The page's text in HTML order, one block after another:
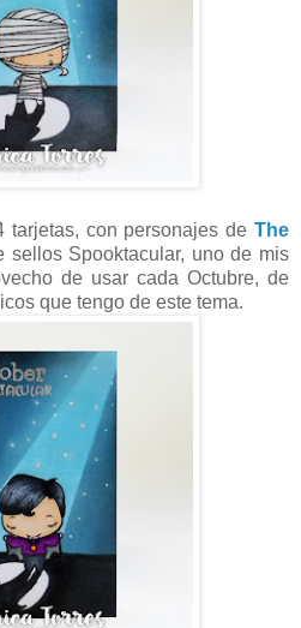
tarjetas, con personajes de The
sellos Spooktacular, uno de mis
de usar cada Octubre, de
que tengo de este tema.